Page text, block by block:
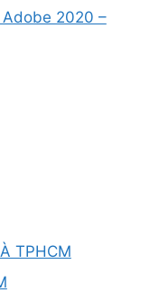
2020 –
TPHCM